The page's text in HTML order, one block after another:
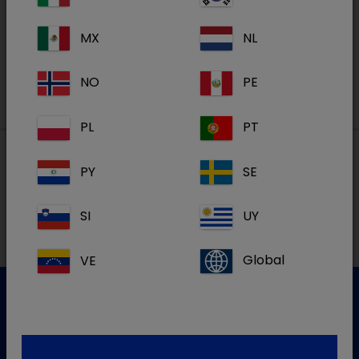
S'inscrire
Nos adresses
Service clientèle
MX NL
NO PE
PL PT
PY SE
SI UY
VE Global